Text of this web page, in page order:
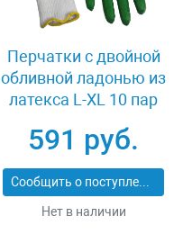
Перчатки c двойной
обливной ладонью из
латекса L-XL 10 пар
K10
591 руб.
Сообщить о поступлении
Нет в наличии